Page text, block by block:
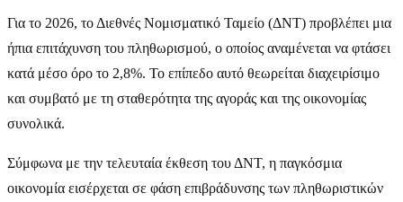
Για το 2026, το Διεθνές Νομισματικό Ταμείο (ΔΝΤ) προβλέπει μια
ήπια επιτάχυνση του πληθωρισμού, ο οποίος αναμένεται να φτάσει
κατά μέσο όρο το 2,8%. Το επίπεδο αυτό θεωρείται διαχειρίσιμο
και συμβατό με τη σταθερότητα της αγοράς και της οικονομίας
συνολικά.
Σύμφωνα με την τελευταία έκθεση του ΔΝΤ, η παγκόσμια
οικονομία εισέρχεται σε φάση επιβράδυνσης των πληθωριστικών